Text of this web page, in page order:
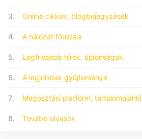
3. Online cikkek, blogbejegyzések
4. A hálózat főoldala
5. Legfrissebb hírek, újdonságok
6. A legjobbak gyűjteménye
7. Megosztási platform, tartalomajánló
8. Tovább olvasok